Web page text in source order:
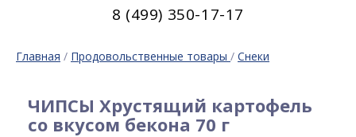
8 (499) 350-17-17
Главная / Продовольственные товары / Снеки
ЧИПСЫ Хрустящий картофель
со вкусом бекона 70 г